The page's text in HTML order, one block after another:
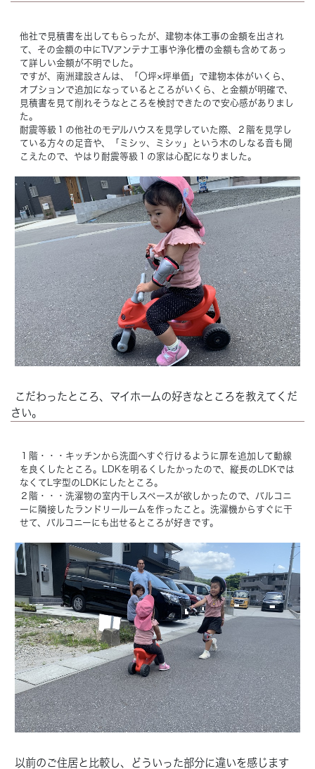
他社で見積書を出してもらったが、建物本体工事の金額を出され
て、その金額の中にTVアンテナ工事や浄化槽の金額も含めてあっ
て詳しい金額が不明でした。
ですが、南洲建設さんは、「〇坪×坪単価」で建物本体がいくら、
オプションで追加になっているところがいくら、と金額が明確で、
見積書を見て削れそうなところを検討できたので安心感がありまし
た。
耐震等級１の他社のモデルハウスを見学していた際、２階を見学し
ている方々の足音や、「ミシッ、ミシッ」という木のしなる音も聞
こえたので、やはり耐震等級１の家は心配になりました。
こだわったところ、マイホームの好きなところを教えてくだ
さい。
１階・・・キッチンから洗面へすぐ行けるように扉を追加して動線
を良くしたところ。LDKを明るくしたかったので、縦長のLDKでは
なくてL字型のLDKにしたところ。
２階・・・洗濯物の室内干しスペースが欲しかったので、バルコニ
ーに隣接したランドリールームを作ったこと。洗濯機からすぐに干
せて、バルコニーにも出せるところが好きです。
以前のご住居と比較し、どういった部分に違いを感じます